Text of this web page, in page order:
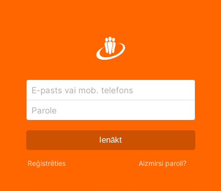
E-pasts vai mob. telefons
Parole
Ienākt
Reģistrēties Aizmirsi paroli?